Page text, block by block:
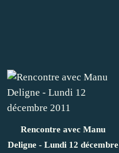
Rencontre avec Manu
Deligne - Lundi 12 décembre